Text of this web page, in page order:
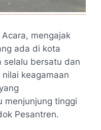
mengajak
ada di kota
selalu bersatu dan
keagamaan
menjunjung tinggi
Pesantren.